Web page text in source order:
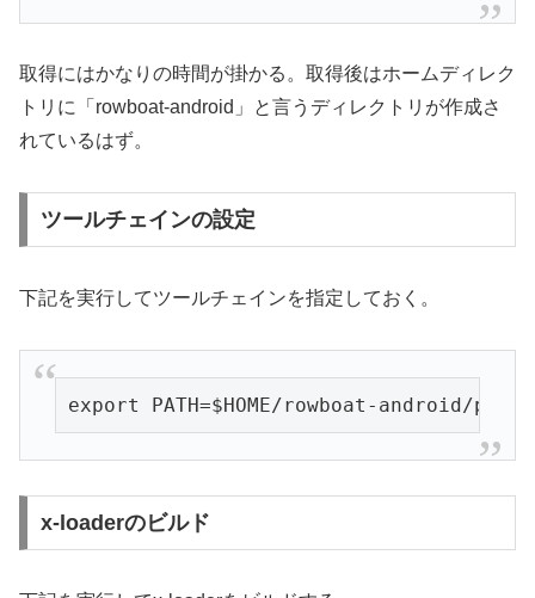
取得にはかなりの時間が掛かる。取得後はホームディレク
トリに「rowboat-android」と言うディレクトリが作成さ
れているはず。
ツールチェインの設定
下記を実行してツールチェインを指定しておく。
export PATH=$HOME/rowboat-android/
x-loaderのビルド